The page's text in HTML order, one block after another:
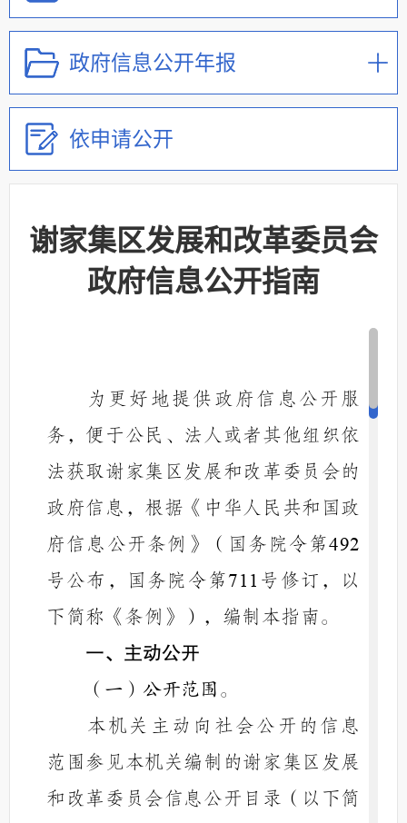
政府信息公开年报
依申请公开
谢家集区发展和改革委员会
政府信息公开指南
为更好地提供政府信息公开服
务，便于公民、法人或者其他组织依
法获取谢家集区发 展和 改 革 委 员会的
政府信息，根据《中华人民共和国政
府信息公开条例》（国务院令第492
号公布，国务院令第711 号修订，以
下简称《条例》），编制本指南。
一、主动公开
（一）公开范围。
本机关主动向社会公开的信息
范围参见本机关编制的谢家集区发展
和改革委员会信息公开目录（以下简